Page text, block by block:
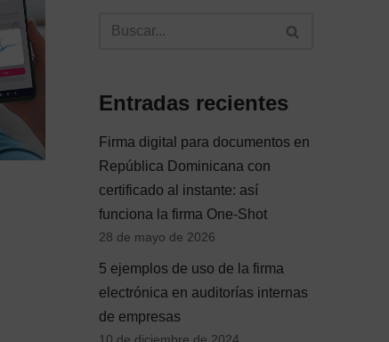
Entradas recientes
Firma digital para documentos en
República Dominicana con
certificado al instante: así
funciona la firma One-Shot
28 de mayo de 2026
5 ejemplos de uso de la firma
electrónica en auditorías internas
de empresas